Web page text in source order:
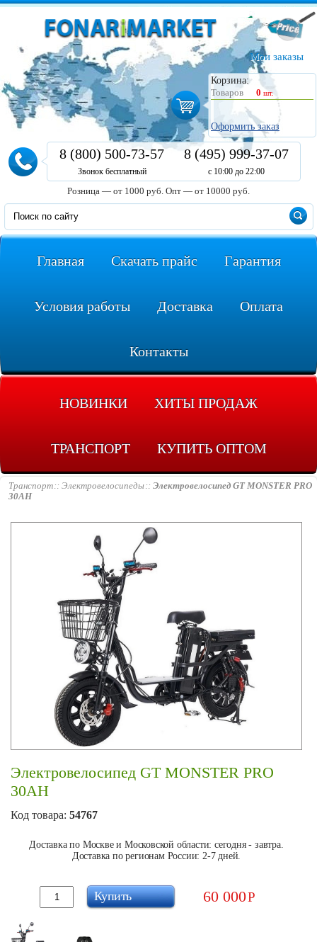
Мои заказы
Корзина:
Товаров
0 шт.
Оформить заказ
8 (800) 500-73-57
Звонок бесплатный
8 (495) 999-37-07
с 10:00 до 22:00
Розница — от 1000 руб. Опт — от 10000 руб.
Главная Скачать прайс Гарантия
Условия работы Доставка Оплата
Контакты
НОВИНКИ ХИТЫ ПРОДАЖ
ТРАНСПОРТ КУПИТЬ ОПТОМ
Транспорт Электровелосипеды
Электровелосипед GT MONSTER PRO
30AH
Электровелосипед GT MONSTER PRO
30AH
Код товара: 54767
Доставка по Москве и Московской области: сегодня - завтра.
Доставка по регионам России: 2-7 дней.
60 000Р
Купить